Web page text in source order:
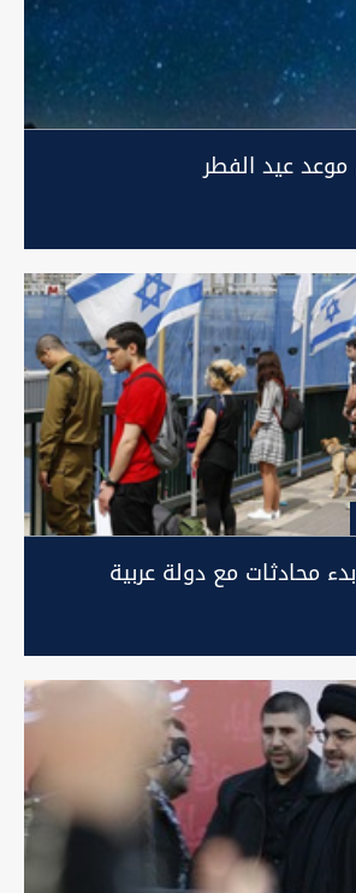
عيد الفطر
محادثات مع دولة عربية